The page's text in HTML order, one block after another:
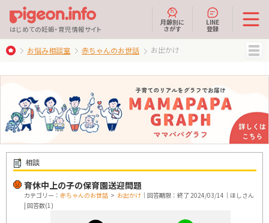
はじめての妊娠・育児情報サイト
月齢別に
さがす
LINE
登録
お悩み相談室 赤ちゃんのお世話 お出かけ
相談
育休中上の子の保育園送迎問題
カテゴリー： 赤ちゃんのお世話 > お出かけ ｜回答期限：終了 2024/03/14｜ほしさん
| 回答数(1)